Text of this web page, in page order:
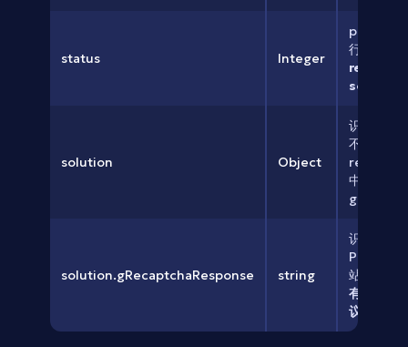
status Integer
行中，请
ready -
solution
solution Object
识别结果
不同而不
中的
solution.gRecaptchaResponse string
识别结果
POST或
站。
有效期一
议在60秒